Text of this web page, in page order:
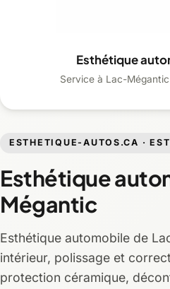
ESTHETIQUE-AUTOS.CA ·
Esthétique
Mégantic
Esthétique automobile de
intérieur, polissage et
protection céramique,
Esthétique
Service à Lac-